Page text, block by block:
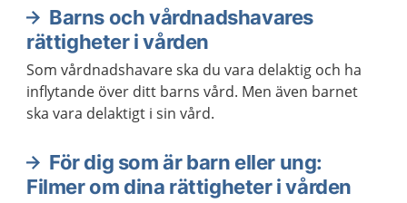
Barns och vårdnadshavares
rättigheter i vården
Som vårdnadshavare ska du vara delaktig och ha
inflytande över ditt barns vård. Men även barnet
ska vara delaktigt i sin vård.
För dig som är barn eller ung:
Filmer om dina rättigheter i vården